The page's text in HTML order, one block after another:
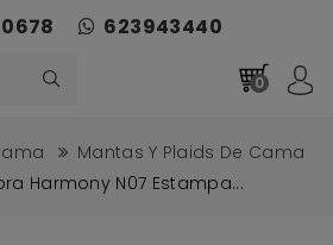
623943440
0
Mantas Y Plaids De Cama
Harmony N07 Estampa...